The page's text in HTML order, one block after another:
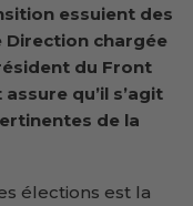
essuient des
Direction chargée
du Front
qu’il s’agit
de la
élections est la